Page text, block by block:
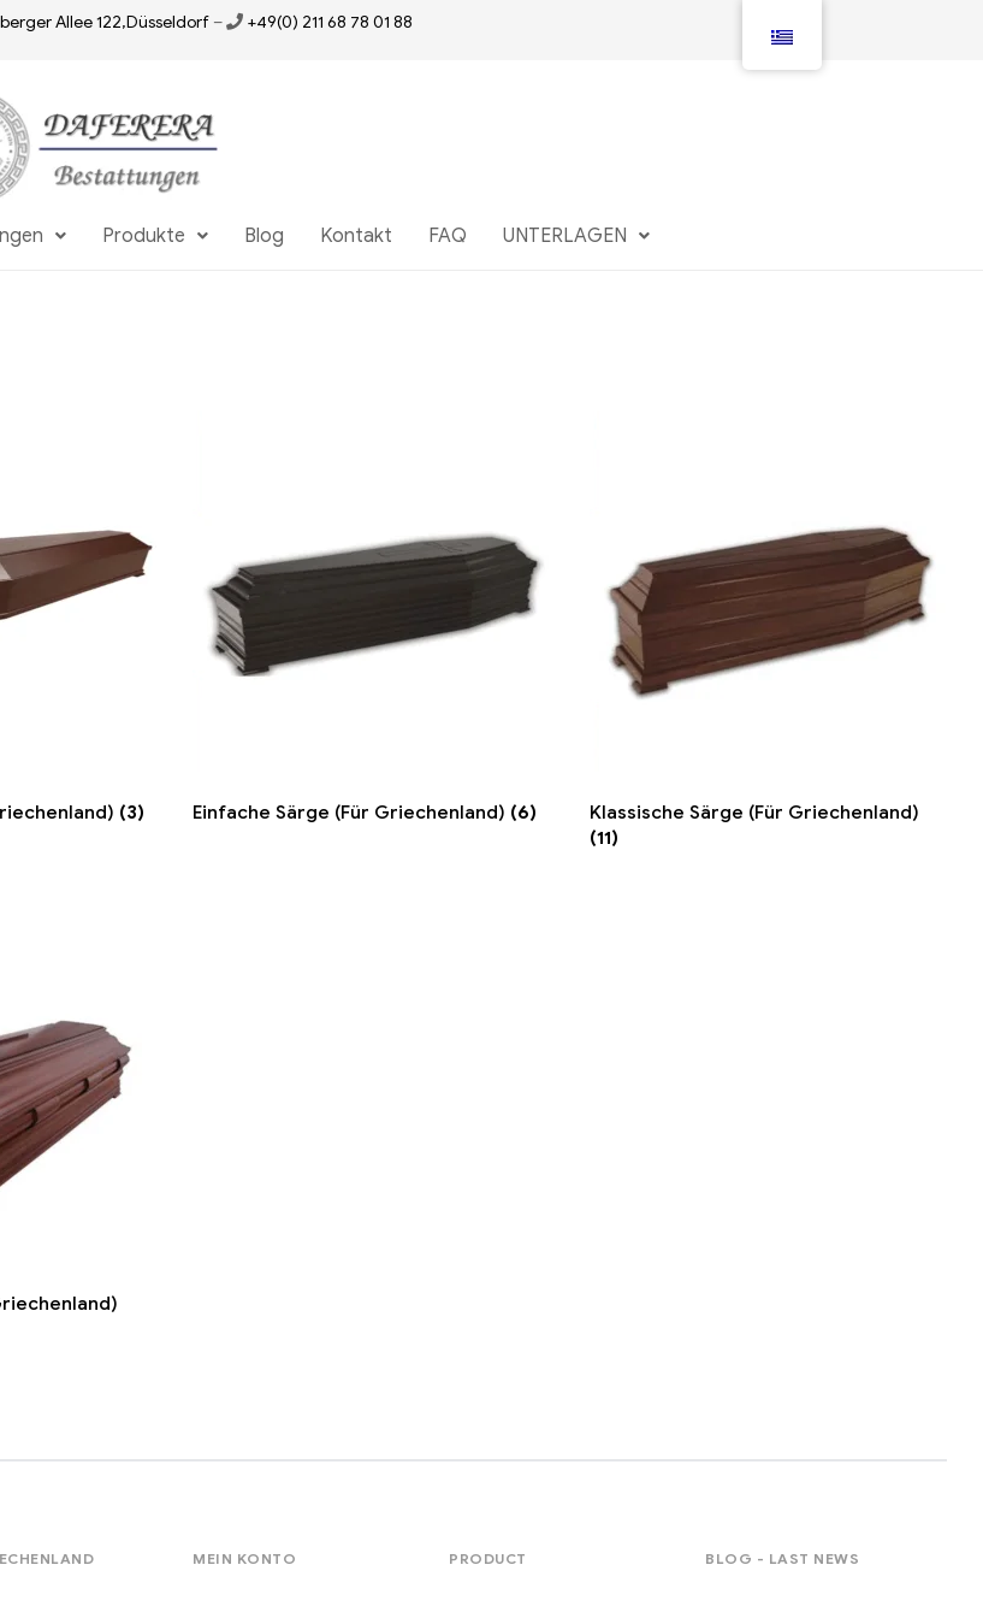
Allee 122,Düsseldorf – +49(0) 211 68 78 01 88
Produkte Blog Kontakt FAQ UNTERLAGEN
(3) Einfache Särge (Für Griechenland) (6)
Klassische Särge (Für Griechenland)
(11)
MEIN KONTO PRODUCT BLOG - LAST NEWS